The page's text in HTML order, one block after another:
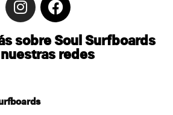
sobre Soul Surfboards
redes